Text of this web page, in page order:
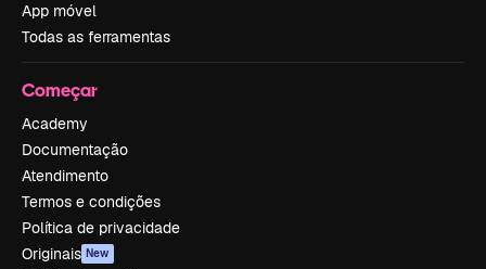
App móvel
Todas as ferramentas
Começar
Academy
Documentação
Atendimento
Termos e condições
Política de privacidade
Originais New